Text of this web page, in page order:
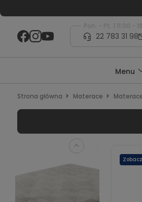
Pon. - Pt. | 11:00 -
22 783 31 98
Menu
Strona główna Materace